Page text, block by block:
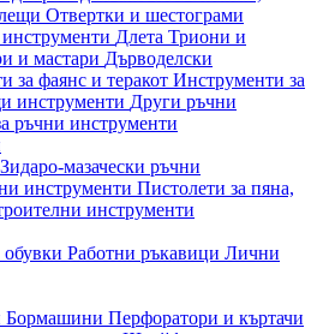
Отвертки и шестограми
Длета Триони и
и мастари Дърводелски
за фаянс и теракот Инструменти за
инструменти Други ръчни
ръчни инструменти
Зидаро-мазачески ръчни
инструменти Пистолети за пяна,
инструменти
Работни ръкавици Лични
Бормашини Перфоратори и къртачи